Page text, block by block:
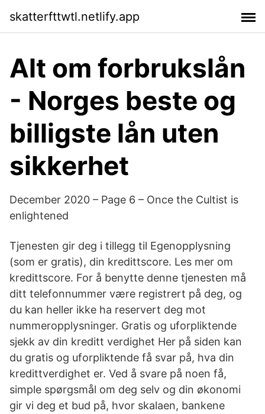
skatterfttwtl.netlify.app
Alt om forbrukslån
- Norges beste og
billigste lån uten
sikkerhet
December 2020 – Page 6 – Once the Cultist is
enlightened
Tjenesten gir deg i tillegg til Egenopplysning
(som er gratis), din kredittscore. Les mer om
kredittscore. For å benytte denne tjenesten må
ditt telefonnummer være registrert på deg, og
du kan heller ikke ha reservert deg mot
nummeropplysninger. Gratis og uforpliktende
sjekk av din kreditt verdighet Her på siden kan
du gratis og uforpliktende få svar på, hva din
kredittverdighet er. Ved å svare på noen få,
simple spørgsmål om deg selv og din økonomi
gir vi deg et bud på, hvor skalaen, bankene